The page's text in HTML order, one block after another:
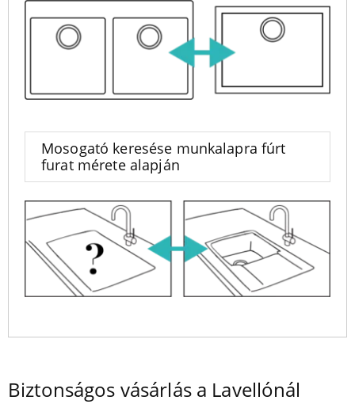
Mosogató keresése munkalapra fúrt
furat mérete alapján
Biztonságos vásárlás a Lavellónál